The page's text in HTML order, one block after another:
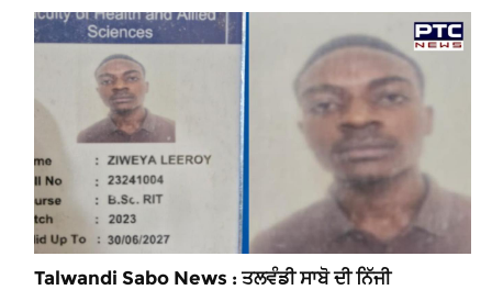
Talwandi Sabo News : ਤਲਵੰਡੀ ਸਾਬੋ ਦੀ ਨਿੱਜੀ